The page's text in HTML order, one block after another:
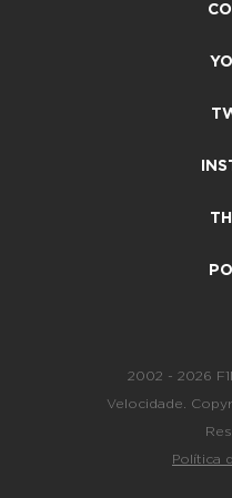
2002 - 2026
Velocidade.
Política